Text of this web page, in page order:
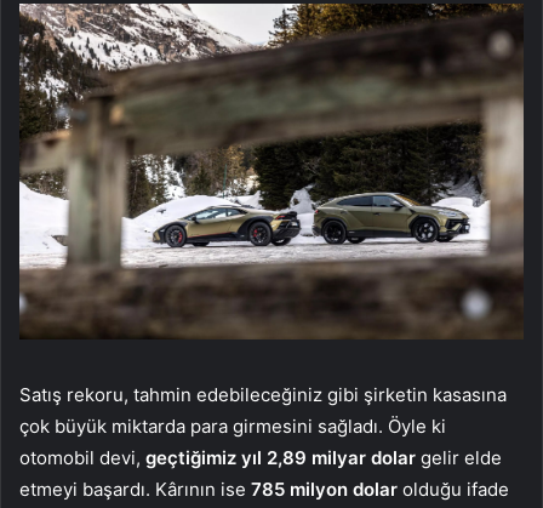
Satış rekoru, tahmin edebileceğiniz gibi şirketin kasasına
çok büyük miktarda para girmesini sağladı. Öyle ki
otomobil devi, geçtiğimiz yıl 2,89 milyar dolar gelir elde
etmeyi başardı. Kârının ise 785 milyon dolar olduğu ifade